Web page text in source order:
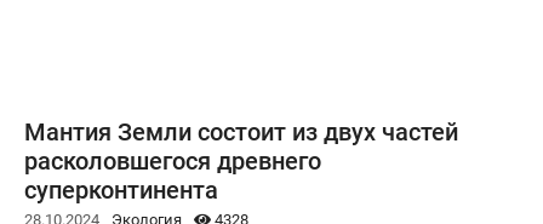
Мантия Земли состоит из двух частей
расколовшегося древнего
суперконтинента
28.10.2024 Экология
4328